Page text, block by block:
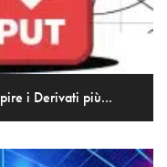
i Derivati più...